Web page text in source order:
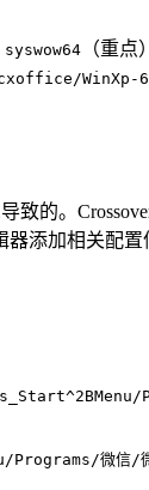
syswow64 （重
WinXp-
致的。
添加相关配置
Programs/微信/